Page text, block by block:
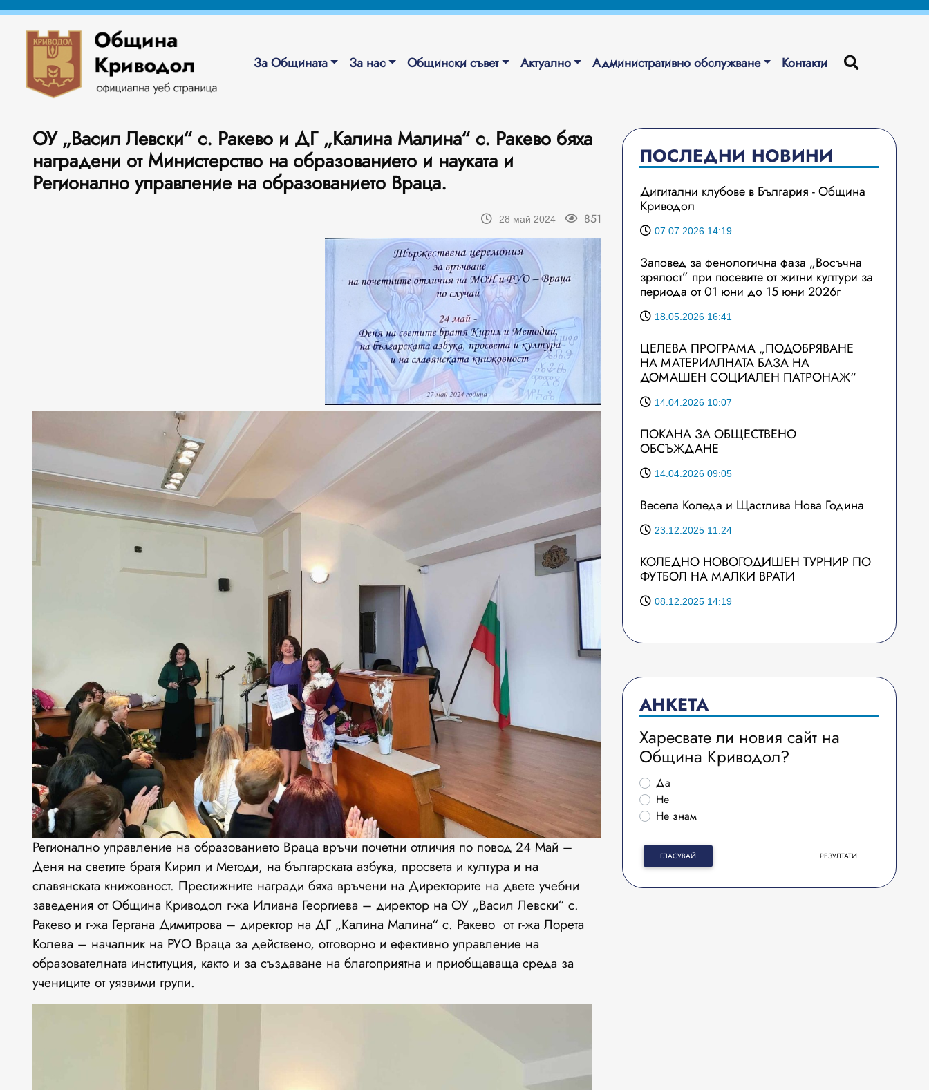
За Общината За нас Общински съвет Актуално Административно обслужване Контакти
ОУ „Васил Левски“ с. Ракево и ДГ „Калина Малина“ с. Ракево бяха
наградени от Министерство на образованието и науката и
Регионално управление на образованието Враца.
28 май 2024 851
Регионално управление на образованието Враца връчи почетни отличия по повод 24 Май –
Деня на светите братя Кирил и Методи, на българската азбука, просвета и култура и на
славянската книжовност. Престижните награди бяха връчени на Директорите на двете учебни
заведения от Община Криводол г-жа Илиана Георгиева – директор на ОУ „Васил Левски“ с.
Ракево и г-жа Гергана Димитрова – директор на ДГ „Калина Малина“ с. Ракево от г-жа Лорета
Колева – началник на РУО Враца за действено, отговорно и ефективно управление на
образователната институция, както и за създаване на благоприятна и приобщаваща среда за
учениците от уязвими групи.
ПОСЛЕДНИ НОВИНИ
Дигитални клубове в България - Община
Криводол
07.07.2026 14:19
Заповед за фенологична фаза „Восъчна
зрялост” при посевите от житни култури за
периода от 01 юни до 15 юни 2026г
18.05.2026 16:41
ЦЕЛЕВА ПРОГРАМА „ПОДОБРЯВАНЕ
НА МАТЕРИАЛНАТА БАЗА НА
ДОМАШЕН СОЦИАЛЕН ПАТРОНАЖ“
14.04.2026 10:07
ПОКАНА ЗА ОБЩЕСТВЕНО
ОБСЪЖДАНЕ
14.04.2026 09:05
Весела Коледа и Щастлива Нова Година
23.12.2025 11:24
КОЛЕДНО НОВОГОДИШЕН ТУРНИР ПО
ФУТБОЛ НА МАЛКИ ВРАТИ
08.12.2025 14:19
АНКЕТА
Харесвате ли новия сайт на
Община Криводол?
Да
Не
Не знам
ГЛАСУВАЙ РЕЗУЛТАТИ